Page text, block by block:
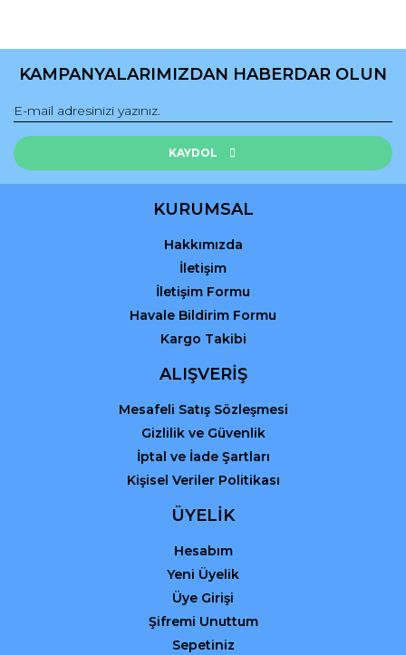
konularda yetersiz gördüğünüz noktaları öneri formunu
Görüş ve önerileriniz için teşekkür ederiz.
Ürün resmi kalitesiz, bozuk veya görüntülenemiyor.
Ürün açıklamasında eksik bilgiler bulunuyor.
Ürün fiyatı diğer sitelerden daha pahalı.
Gönder
KAMPANYALARIMIZDAN HABERDAR OLUN
KAYDOL
KURUMSAL
Hakkımızda
İletişim
İletişim Formu
Havale Bildirim Formu
Kargo Takibi
ALIŞVERİŞ
Mesafeli Satış Sözleşmesi
Gizlilik ve Güvenlik
İptal ve İade Şartları
Kişisel Veriler Politikası
ÜYELİK
Hesabım
Yeni Üyelik
Üye Girişi
Şifremi Unuttum
Sepetiniz